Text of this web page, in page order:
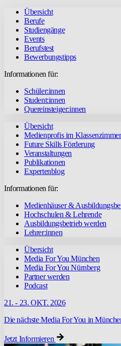
Übersicht
Berufe
Studiengänge
Events
Berufstest
Bewerbungstipps
Informationen für:
Schüler:innen
Student:innen
Quereinsteiger:innen
Übersicht
Medienprofis im Klassenzimmer
Future Skills Förderung
Veranstaltungen
Publikationen
Expertenblog
Informationen für:
Medienhäuser &
Hochschulen & Lehrende
Ausbildungsbetrieb werden
Lehrer:innen
Übersicht
Media For You München
Media For You Nürnberg
Partner werden
Podcast
21. - 23. OKT. 2026
Die nächste Media For You in
Jetzt Informieren